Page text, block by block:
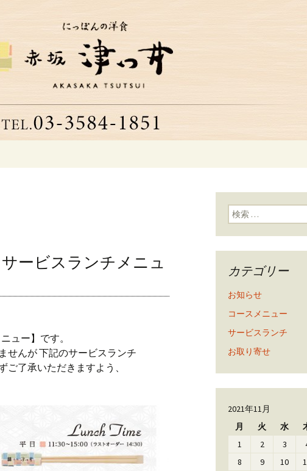
洋食店「津つ井
ービスランチメニュ
ュー】です。
せんが 下記のサービスランチ
ご了承いただきますよう、
検索:
カテゴリー
お知らせ
コースメニュー
サービスランチ
お取り寄せ
2021年11月
月
火 水
1 2 3
8
9 10